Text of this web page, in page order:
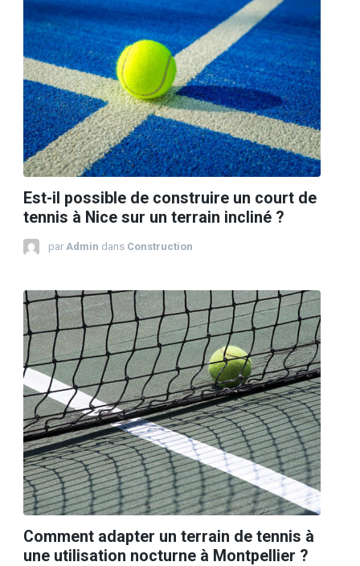
Est-il possible de construire un court de
tennis à Nice sur un terrain incliné ?
par Admin dans Construction
Comment adapter un terrain de tennis à
une utilisation nocturne à Montpellier ?